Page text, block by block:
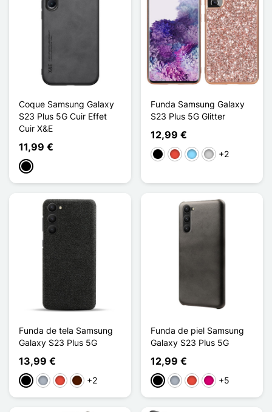
Coque Samsung Galaxy
S23 Plus 5G Cuir Effet
Cuir X&E
11,99 €
Negro
Funda Samsung Galaxy
S23 Plus 5G Glitter
12,99 €
NegroRojoAzul claro
Plata+2
Funda de tela Samsung
Galaxy S23 Plus 5G
13,99 €
NegroGris RojoMarrón oscuro
+2
Funda de piel Samsung
Galaxy S23 Plus 5G
12,99 €
NegroGris RojoMagenta
+5